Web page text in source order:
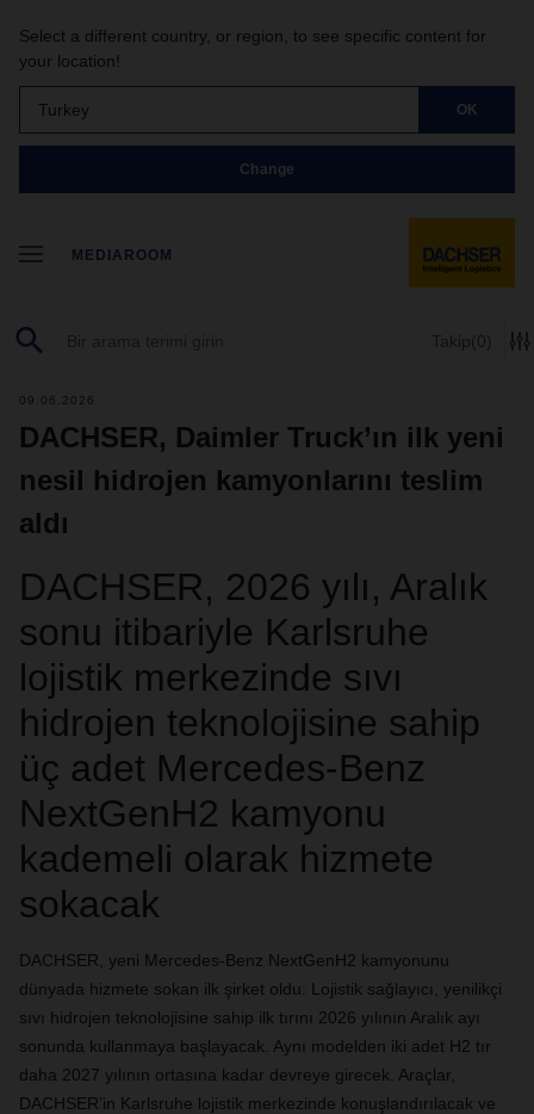
Select a different country, or region, to see specific content for
your location!
Turkey OK
Change
MEDIAROOM
Takip(0)
09.06.2026
DACHSER, Daimler Truck’ın ilk yeni
nesil hidrojen kamyonlarını teslim
aldı
DACHSER, 2026 yılı, Aralık
sonu itibariyle Karlsruhe
lojistik merkezinde sıvı
hidrojen teknolojisine sahip
üç adet Mercedes-Benz
NextGenH2 kamyonu
kademeli olarak hizmete
sokacak
DACHSER, yeni Mercedes-Benz NextGenH2 kamyonunu
dünyada hizmete sokan ilk şirket oldu: Lojistik sağlayıcı, yenilikçi
sıvı hidrojen teknolojisine sahip ilk tırını 2026 yılının Aralık ayı
sonunda kullanmaya başlayacak. Aynı modelden iki adet H2 tır
daha 2027 yılının ortasına kadar devreye girecek. Araçlar,
DACHSER’in Karlsruhe lojistik merkezinde konuşlandırılacak ve